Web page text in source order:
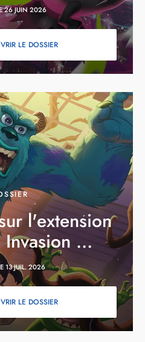
26 JUIN 2026
LE DOSSIER
l'extension
Invasion ...
13 JUIL. 2026
LE DOSSIER